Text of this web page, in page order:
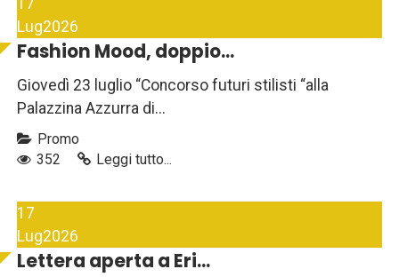
17
Lug2026
Fashion Mood, doppio...
Giovedì 23 luglio “Concorso futuri stilisti “alla
Palazzina Azzurra di...
Promo
352
Leggi tutto...
17
Lug2026
Lettera aperta a Eri...